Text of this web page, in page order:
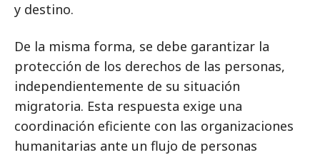
y destino.
De la misma forma, se debe garantizar la
protección de los derechos de las personas,
independientemente de su situación
migratoria. Esta respuesta exige una
coordinación eficiente con las organizaciones
humanitarias ante un flujo de personas